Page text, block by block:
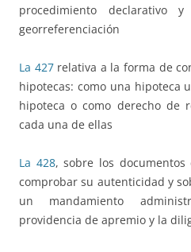
procedimiento
georreferenciación
La 427relativa a la forma de
hipotecas: como una hipoteca
hipoteca o como derecho de
cada una de ellas
La 428, sobre los
comprobar su autenticidad y
un mandamiento
providencia de apremio y la